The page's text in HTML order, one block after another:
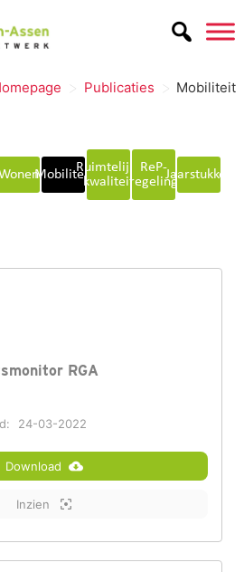
> Publicaties > Mobiliteit
MobiliteitRuimtelijke
kwaliteit
ReP-
regelingJaarstukken
RGA
24-03-2022
Download
Inzien